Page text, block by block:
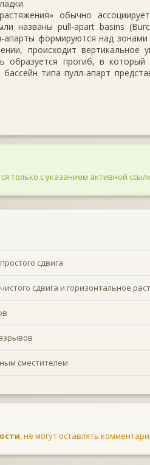
обычно
названы pull-apart basins
формируются над
происходит вертикальное
образуется прогиб, в
типа пулл-апарт
только с указанием активной
сдвига
сдвига и горизонтальное
сместителем
, не могут оставлять